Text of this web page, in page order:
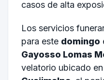
casos de alta
Los servicios
para este domingo
Gayosso Lomas
velatorio ubicado